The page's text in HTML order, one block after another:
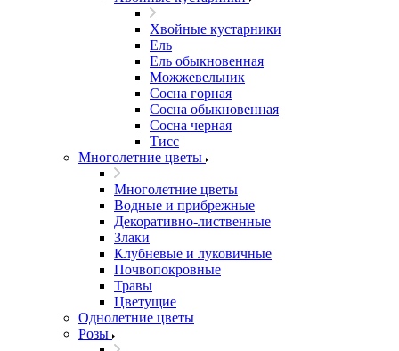
Хвойные кустарники
Ель
Ель обыкновенная
Можжевельник
Сосна горная
Сосна обыкновенная
Сосна черная
Тисс
Многолетние цветы
Многолетние цветы
Водные и прибрежные
Декоративно-лиственные
Злаки
Клубневые и луковичные
Почвопокровные
Травы
Цветущие
Однолетние цветы
Розы